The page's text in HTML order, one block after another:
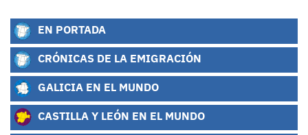
EN PORTADA
CRÓNICAS DE LA EMIGRACIÓN
GALICIA EN EL MUNDO
CASTILLA Y LEÓN EN EL MUNDO